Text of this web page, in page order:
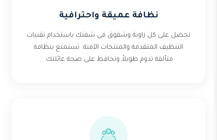
نظافة عميقة واحترافية
نحصل على كل زاوية وشقوق في شقتك باستخدام تقنيات
التنظيف المتقدمة والمنتجات الآمنة. تستمتع بنظافة
متألقة تدوم طويلاً وتحافظ على صحة عائلتك.